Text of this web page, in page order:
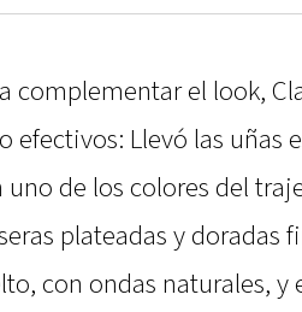
complementar el look,
efectivos: Llevó las uñas
uno de los colores del
plateadas y doradas
con ondas naturales,